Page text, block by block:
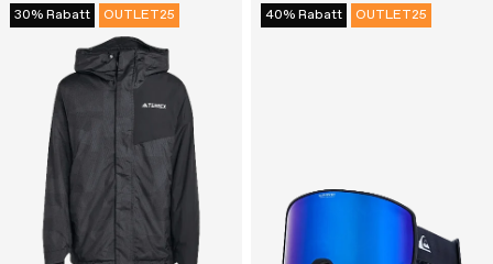
30% Rabatt OUTLET25 40% Rabatt OUTLET25